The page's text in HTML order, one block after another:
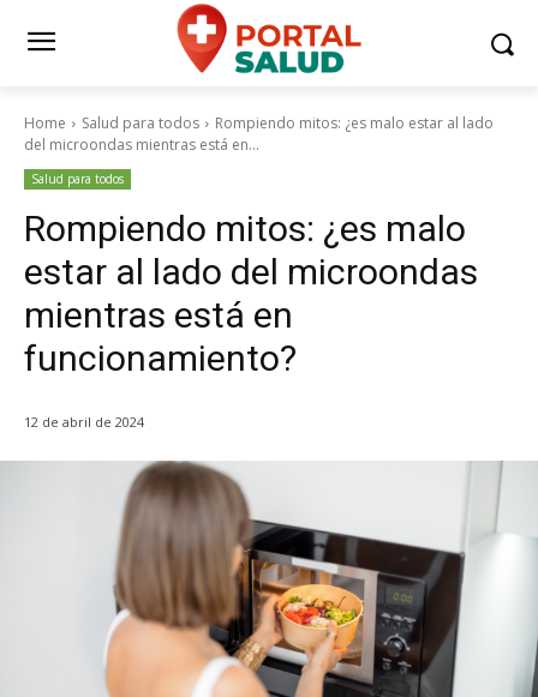
Home Salud para todos
Rompiendo mitos: ¿es malo estar al lado
del microondas mientras está en...
Salud para todos
Rompiendo mitos: ¿es malo
estar al lado del microondas
mientras está en
funcionamiento?
12 de abril de 2024